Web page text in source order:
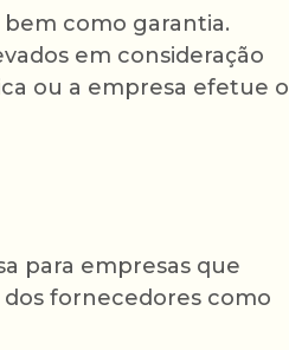
como garantia.
em consideração
ou a empresa efetue o
para empresas que
fornecedores como